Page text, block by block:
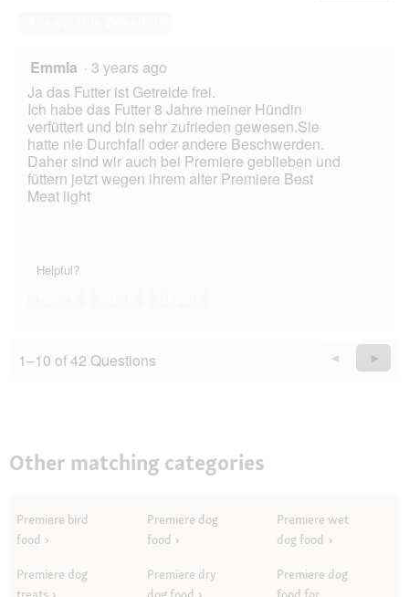
Emmla · 3 years ago
Ja das Futter ist Getreide frei.
Ich habe das Futter 8 Jahre meiner Hündin
verfüttert und bin sehr zufrieden gewesen.Sie
hatte nie Durchfall oder andere Beschwerden.
Daher sind wir auch bei Premiere geblieben und
füttern jetzt wegen ihrem alter Premiere Best
Meat light
Helpful?
1–10 of 42 Questions
Previous
Questions
◄
Next
►
Other matching categories
Premiere bird
food
Premiere dog
food
Premiere wet
dog food
Premiere dog
Premiere dry
Premiere dog